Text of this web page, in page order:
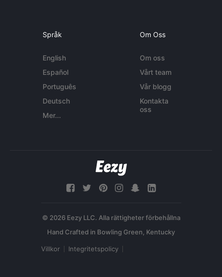
Språk
English
Español
Português
Deutsch
Mer...
Om Oss
Om oss
Vårt team
Vår blogg
Kontakta
oss
© 2026 Eezy LLC. Alla rättigheter förbehållna
Villkor Integritetspolicy